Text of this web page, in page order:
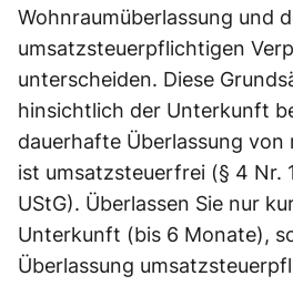
Wohnraumüberlassung und
umsatzsteuerpflichtigen
unterscheiden. Diese
hinsichtlich der Unterkunft
dauerhafte Überlassung von
ist umsatzsteuerfrei (§ 4 Nr.
UStG). Überlassen Sie nur
Unterkunft (bis 6 Monate),
Überlassung